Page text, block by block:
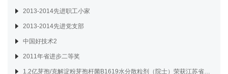
2013-2014先进职工小家
2013-2014先进党支部
中国好技术2
2011年省进步二等奖
1.2亿芽孢/克解淀粉芽孢杆菌B1619水分散粒剂（院士）荣获江苏省2018年度绿色防控“十大金牌产品”称号